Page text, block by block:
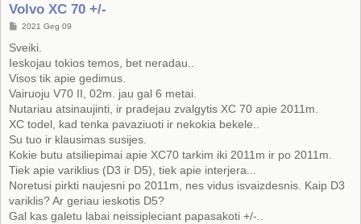
Volvo XC 70 +/-
S
a
n
d
a
r
t
n
ė
2021 Geg 09
Sveiki.
Ieskojau tokios temos, bet neradau..
Visos tik apie gedimus.
Vairuoju V70 II, 02m. jau gal 6 metai.
Nutariau atsinaujinti, ir pradejau zvalgytis XC 70 apie 2011m.
XC todel, kad tenka pavaziuoti ir nekokia bekele..
Su tuo ir klausimas susijes.
Kokie butu atsiliepimai apie XC70 tarkim iki 2011m ir po 2011m.
Tiek apie variklius (D3 ir D5), tiek apie interjera...
Noretusi pirkti naujesni po 2011m, nes vidus isvaizdesnis. Kaip D3
variklis? Ar geriau ieskotis D5?
Gal kas galetu labai neissipleciant papasakoti +/-..